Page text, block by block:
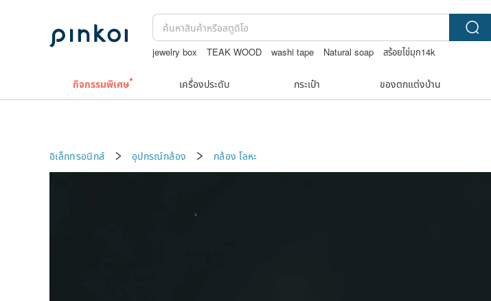
jewelry box TEAK WOOD washi tape Natural soap
สร้อยไข่มุก14k
กิจกรรมพิเศษ เครื่องประดับ กระเป๋า ของตกแต่งบ้าน
อิเล็กทรอนิกส์ อุปกรณ์กล้อง กล้อง โลหะ